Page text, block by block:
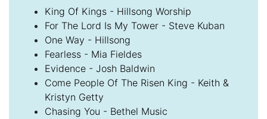
King Of Kings - Hillsong Worship
For The Lord Is My Tower - Steve Kuban
One Way - Hillsong
Fearless - Mia Fieldes
Evidence - Josh Baldwin
Come People Of The Risen King - Keith &
Kristyn Getty
Chasing You - Bethel Music